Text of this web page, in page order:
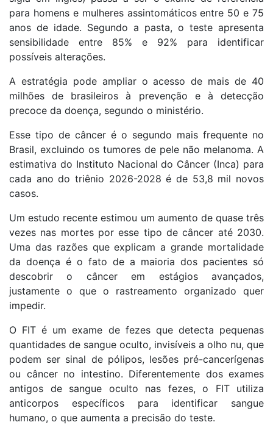
para homens e mulheres assintomáticos entre 50 e 75
anos de idade. Segundo a pasta, o teste apresenta
sensibilidade entre 85% e 92% para identificar
possíveis alterações.
A estratégia pode ampliar o acesso de mais de 40
milhões de brasileiros à prevenção e à detecção
precoce da doença, segundo o ministério.
Esse tipo de câncer é o segundo mais frequente no
Brasil, excluindo os tumores de pele não melanoma. A
estimativa do Instituto Nacional do Câncer (Inca) para
cada ano do triênio 2026-2028 é de 53,8 mil novos
casos.
Um estudo recente estimou um aumento de quase três
vezes nas mortes por esse tipo de câncer até 2030.
Uma das razões que explicam a grande mortalidade
da doença é o fato de a maioria dos pacientes só
descobrir o câncer em estágios avançados,
justamente o que o rastreamento organizado quer
impedir.
O FIT é um exame de fezes que detecta pequenas
quantidades de sangue oculto, invisíveis a olho nu, que
podem ser sinal de pólipos, lesões pré-cancerígenas
ou câncer no intestino. Diferentemente dos exames
antigos de sangue oculto nas fezes, o FIT utiliza
anticorpos específicos para identificar sangue
humano, o que aumenta a precisão do teste.